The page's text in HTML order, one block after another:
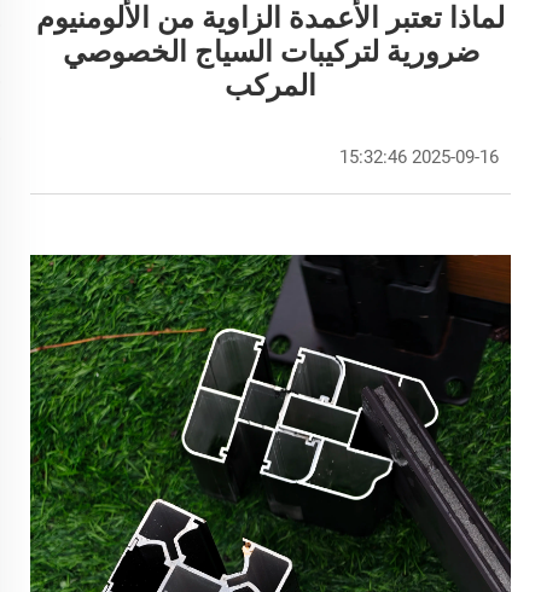
لماذا تعتبر الأعمدة الزاوية من الألومنيوم
ضرورية لتركيبات السياج الخصوصي
المركب
2025-09-16 15:32:46